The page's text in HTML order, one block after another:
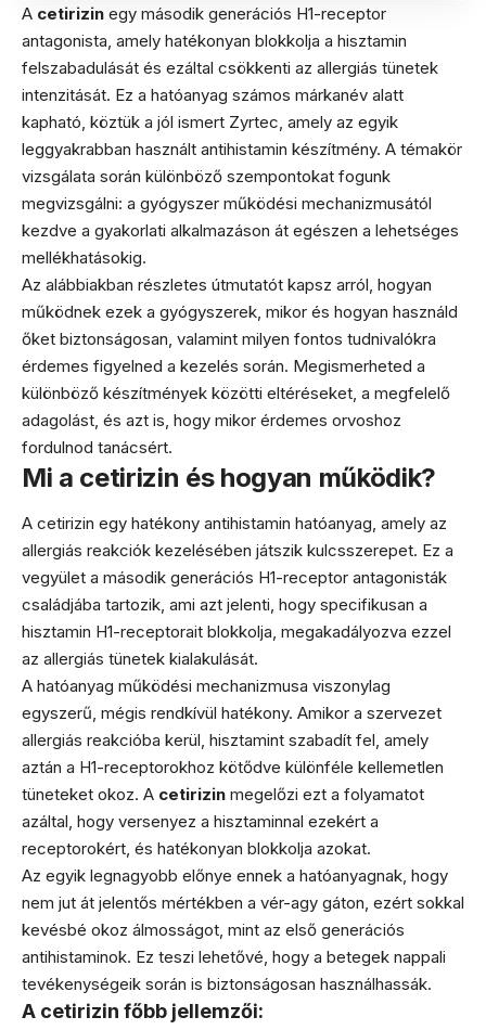
A cetirizin egy második generációs H1-receptor
antagonista, amely hatékonyan blokkolja a hisztamin
felszabadulását és ezáltal csökkenti az allergiás tünetek
intenzitását. Ez a hatóanyag számos márkanév alatt
kapható, köztük a jól ismert Zyrtec, amely az egyik
leggyakrabban használt antihistamin készítmény. A témakör
vizsgálata során különböző szempontokat fogunk
megvizsgálni: a gyógyszer működési mechanizmusától
kezdve a gyakorlati alkalmazáson át egészen a lehetséges
mellékhatásokig.
Az alábbiakban részletes útmutatót kapsz arról, hogyan
működnek ezek a gyógyszerek, mikor és hogyan használd
őket biztonságosan, valamint milyen fontos tudnivalókra
érdemes figyelned a kezelés során. Megismerheted a
különböző készítmények közötti eltéréseket, a megfelelő
adagolást, és azt is, hogy mikor érdemes orvoshoz
fordulnod tanácsért.
Mi a cetirizin és hogyan működik?
A cetirizin egy hatékony antihistamin hatóanyag, amely az
allergiás reakciók kezelésében játszik kulcsszerepet. Ez a
vegyület a második generációs H1-receptor antagonisták
családjába tartozik, ami azt jelenti, hogy specifikusan a
hisztamin H1-receptorait blokkolja, megakadályozva ezzel
az allergiás tünetek kialakulását.
A hatóanyag működési mechanizmusa viszonylag
egyszerű, mégis rendkívül hatékony. Amikor a szervezet
allergiás reakcióba kerül, hisztamint szabadít fel, amely
aztán a H1-receptorokhoz kötődve különféle kellemetlen
tüneteket okoz. A cetirizin megelőzi ezt a folyamatot
azáltal, hogy versenyez a hisztaminnal ezekért a
receptorokért, és hatékonyan blokkolja azokat.
Az egyik legnagyobb előnye ennek a hatóanyagnak, hogy
nem jut át jelentős mértékben a vér-agy gáton, ezért sokkal
kevésbé okoz álmosságot, mint az első generációs
antihistaminok. Ez teszi lehetővé, hogy a betegek nappali
tevékenységeik során is biztonságosan használhassák.
A cetirizin főbb jellemzői: